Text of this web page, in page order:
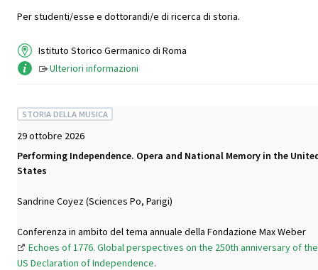
Per studenti/esse e dottorandi/e di ricerca di storia.
Istituto Storico Germanico di Roma
Ulteriori informazioni
STORIA DELLA MUSICA
29 ottobre 2026
Performing Independence. Opera and National Memory in the
States
Sandrine Coyez (Sciences Po, Parigi)
Conferenza in ambito del tema annuale della Fondazione Max Weber
Echoes of 1776. Global perspectives on the 250th anniversary of the
US Declaration of Independence.